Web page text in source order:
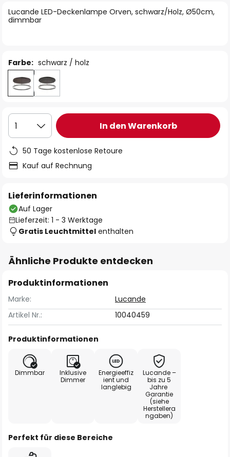
Lucande LED-Deckenlampe Orven, schwarz/Holz, Ø50cm,
dimmbar
Farbe: schwarz / holz
1 In den Warenkorb
50 Tage kostenlose Retoure
Kauf auf Rechnung
Lieferinformationen
Auf Lager
Lieferzeit: 1 - 3 Werktage
Gratis Leuchtmittel enthalten
Ähnliche Produkte entdecken
Produktinformationen
Marke:
Lucande
Artikel Nr.:
10040459
Produktinformationen
Dimmbar
Inklusive
Dimmer
Energieeffiz
ient und
langlebig
Lucande –
bis zu 5
Jahre
Garantie
(siehe
Herstellera
ngaben)
Perfekt für diese Bereiche